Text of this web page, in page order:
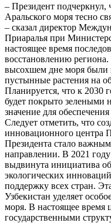
– Президент подчеркнул,
Аральского моря тесно
– сказал директор
Приаралья при
настоящее время
восстановлению
высохшем дне моря были
пустынные растения на
Планируется, что к 2030
будет покрыто зелеными
значение для
Следует отметить, что
инновационного центра
Президента стало
направлении. В 2021
выдвинута инициатива
экологических
поддержку всех стран.
Узбекистан уделяет
моря. В настоящее время
государственными